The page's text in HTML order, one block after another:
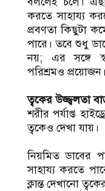
করতে সাহায্য
প্রবণতা কিছুটা
পারে। তবে শুধু
নয়; এর সঙ্গে
পরিশ্রমও প্রয়োজন।
ত্বকের উজ্জ্বলতা
শরীর পর্যাপ্ত
ত্বকেও দেখা যায়।
নিয়মিত ডাবের
সাহায্য করতে
ক্লান্ত দেখানো